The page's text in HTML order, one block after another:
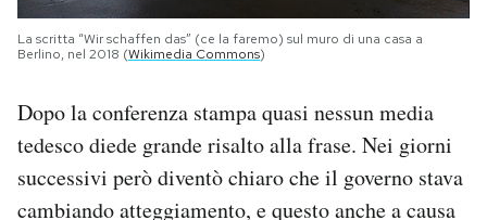
La scritta “Wir schaffen das” (ce la faremo) sul muro di una casa a
Berlino, nel 2018 (Wikimedia Commons)
Dopo la conferenza stampa quasi nessun media
tedesco diede grande risalto alla frase. Nei giorni
successivi però diventò chiaro che il governo stava
cambiando atteggiamento, e questo anche a causa